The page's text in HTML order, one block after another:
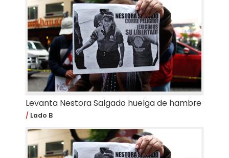
Levanta Nestora Salgado huelga de hambre
Lado B